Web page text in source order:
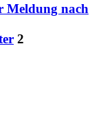
Meldung nach
2